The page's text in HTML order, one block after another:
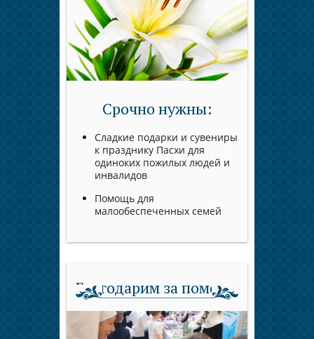
Срочно нужны:
Сладкие подарки и сувениры
к празднику Пасхи для
одиноких пожилых людей и
инвалидов
Помощь для
малообеспеченных семей
Благодарим за помощь